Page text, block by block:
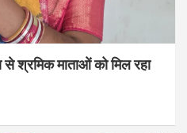
से श्रमिक माताओं को मिल रहा